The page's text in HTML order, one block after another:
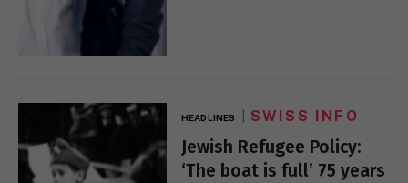
HEADLINES SWISS INFO
Jewish Refugee Policy:
‘The boat is full’ 75 years